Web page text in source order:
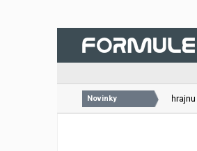
Novinky
26.07.2026 VC Bahrajnu